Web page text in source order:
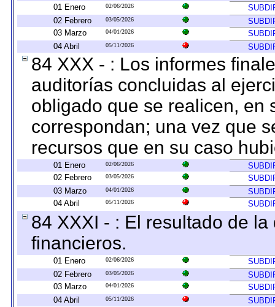
01 Enero 02/06/2026
02 Febrero
03/05/2026
03 Marzo
04/01/2026
04 Abril
05/11/2026
84 XXX - : Los informes
auditorías concluidas al
obligado que se realicen, en
correspondan; una vez que
recursos que en su caso
01 Enero 02/06/2026
02 Febrero
03/05/2026
03 Marzo
04/01/2026
04 Abril
05/11/2026
84 XXXI - : El resultado de
financieros.
01 Enero 02/06/2026
02 Febrero
03/05/2026
03 Marzo
04/01/2026
04 Abril
05/11/2026